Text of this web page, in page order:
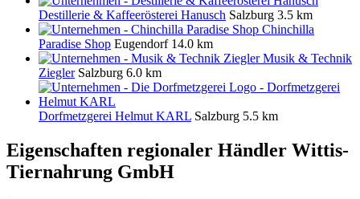
Destillerie & Kaffeerösterei Hanusch Salzburg 3.5 km
Chinchilla
Paradise Shop Eugendorf 14.0 km
Musik & Technik
Ziegler Salzburg 6.0 km
Dorfmetzgerei Helmut KARL Salzburg 5.5 km
Eigenschaften regionaler Händler Wittis-
Tiernahrung GmbH